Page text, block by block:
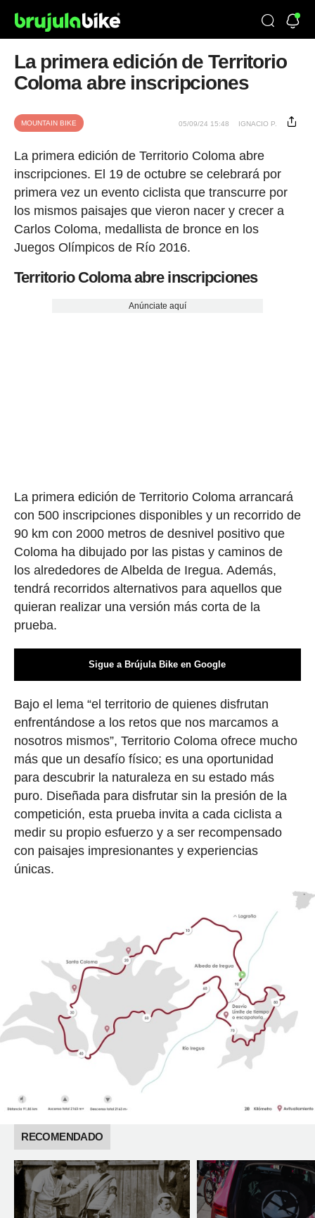
La primera edición de Territorio
Coloma abre inscripciones
MOUNTAIN BIKE 05/09/24 15:48 IGNACIO P.
La primera edición de Territorio Coloma abre
inscripciones. El 19 de octubre se celebrará por
primera vez un evento ciclista que transcurre por
los mismos paisajes que vieron nacer y crecer a
Carlos Coloma, medallista de bronce en los
Juegos Olímpicos de Río 2016.
Territorio Coloma abre inscripciones
Anúnciate aquí
La primera edición de Territorio Coloma arrancará
con 500 inscripciones disponibles y un recorrido de
90 km con 2000 metros de desnivel positivo que
Coloma ha dibujado por las pistas y caminos de
los alrededores de Albelda de Iregua. Además,
tendrá recorridos alternativos para aquellos que
quieran realizar una versión más corta de la
prueba.
Sigue a Brújula Bike en Google
Bajo el lema “el territorio de quienes disfrutan
enfrentándose a los retos que nos marcamos a
nosotros mismos”, Territorio Coloma ofrece mucho
más que un desafío físico; es una oportunidad
para descubrir la naturaleza en su estado más
puro. Diseñada para disfrutar sin la presión de la
competición, esta prueba invita a cada ciclista a
medir su propio esfuerzo y a ser recompensado
con paisajes impresionantes y experiencias
únicas.
RECOMENDADO